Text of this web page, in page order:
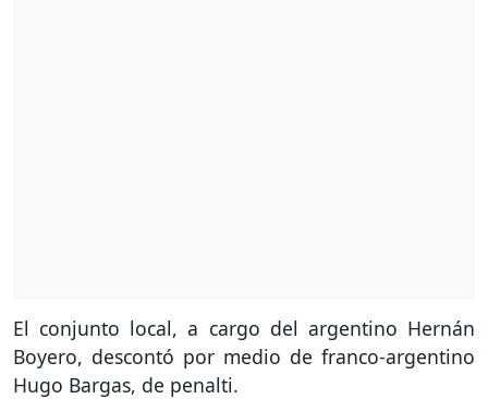
El conjunto local, a cargo del argentino Hernán
Boyero, descontó por medio de franco-argentino
Hugo Bargas, de penalti.